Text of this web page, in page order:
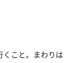
くこと。まわりは